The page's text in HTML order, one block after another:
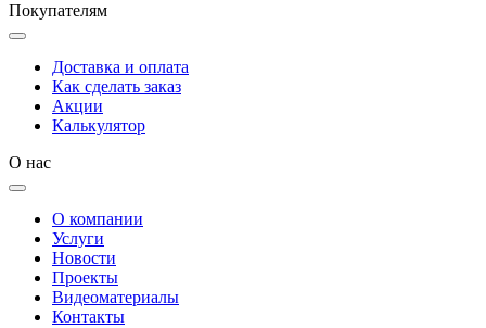
Покупателям
Доставка и оплата
Как сделать заказ
Акции
Калькулятор
О нас
О компании
Услуги
Новости
Проекты
Видеоматериалы
Контакты